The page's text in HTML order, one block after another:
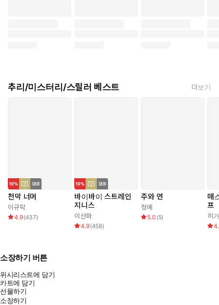
추리/미스터리/스릴러 베스트 더보기
천막 너머
이규락
4.9(437)
바이바이 스트레인
지니스
이산화
4.9(458)
주와 연
청예
5.0 (5)
매
프
히
소장하기 버튼
위시리스트에 담기
카트에 담기
선물하기
소장하기